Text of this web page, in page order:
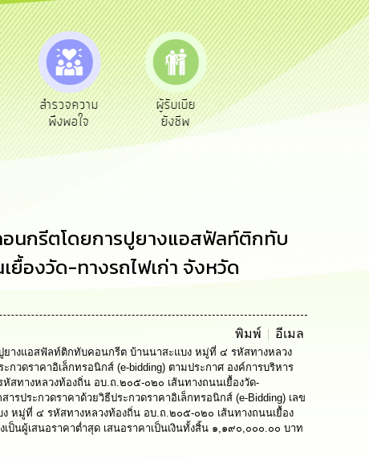
ความ
ใจ
ผู้รับเบีย
ยังชีพ
ประเมินภาษี
ท้องถิ่น
ทะเบียน
พาณิชย์
อนกรีตโดยการปูยางแอสฟัลท์ติกทับ
องวัด-ทางรถไฟเก่า จังหวัด
พิมพ์ อีเมล
ยางแอสฟัลท์ติกทับคอนกรีต บ้านนาสะแบง หมู่ที่ ๔ รหัสทางหลวง
วดราคาอิเล็กทรอนิกส์ (e-bidding) ตามประกาศ องค์การบริหาร
สทางหลวงท้องถิ่น อบ.ถ.๒๐๕-๐๒๐ เส้นทางถนนเยื้องวัด-
รประกวดราคาด้วยวิธีประกวดราคาอิเล็กทรอนิกส์ (e-Bidding) เลข
๔ รหัสทางหลวงท้องถิ่น อบ.ถ.๒๐๕-๐๒๐ เส้นทางถนนเยื้อง
นผู้เสนอราคาต่ำสุด เสนอราคาเป็นเงินทั้งสิ้น ๑,๑๙๐,๐๐๐.๐๐ บาท